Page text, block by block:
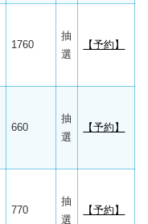
1760
抽
選
【予約】
660
抽
選
【予約】
770
抽
選
【予約】